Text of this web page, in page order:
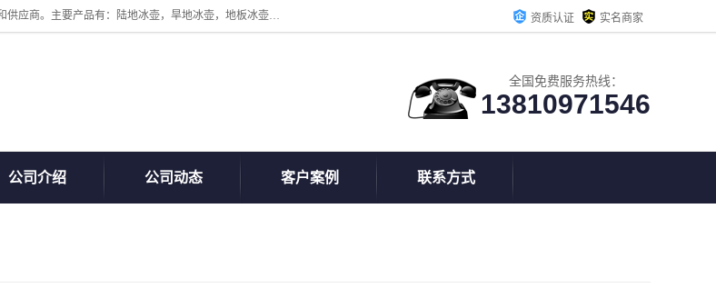
张家口市科诺工程塑料有限公司是超高分子量聚乙烯，高密度板，仿真冰场的专业生产厂家和供应商。主要产品有：陆地冰壶，旱地冰壶，地板冰壶，地壶球，仿真冰壶，仿真冰，冰蹴球，MGB轴套，MGE滑板，高密度板，仿真冰场等产品。欢迎有需要的朋友前来联系。 资质认证 实名商家
全国免费服务热线：
13810971546
公司介绍 公司动态 客户案例 联系方式